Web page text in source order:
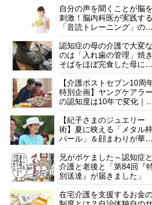
自分の声を聞くことが脳を
刺激！脳内科医が実践する
「音読トレーニング」の極
意
認知症の母の介護で大変な
のは「入れ歯の管理」焼き
そばをほぼ完食した母に息
子が血の気が引いた理由
【介護ポストセブン10周
特別企画】ヤングケアラー
の認知度は10年で変化｜
行語大賞にノミネート、
律にも明記されたが果たし
て現在は？
【紀子さまのジュエリー
術】夏に映える「メタル
パール」＆顔まわりが華や
ぐ「揺れる一粒」の使い
け方
兄がボケました～認知症と
介護と老後と「第84回『
別送達』が届きました」
在宅介護を支援するお金